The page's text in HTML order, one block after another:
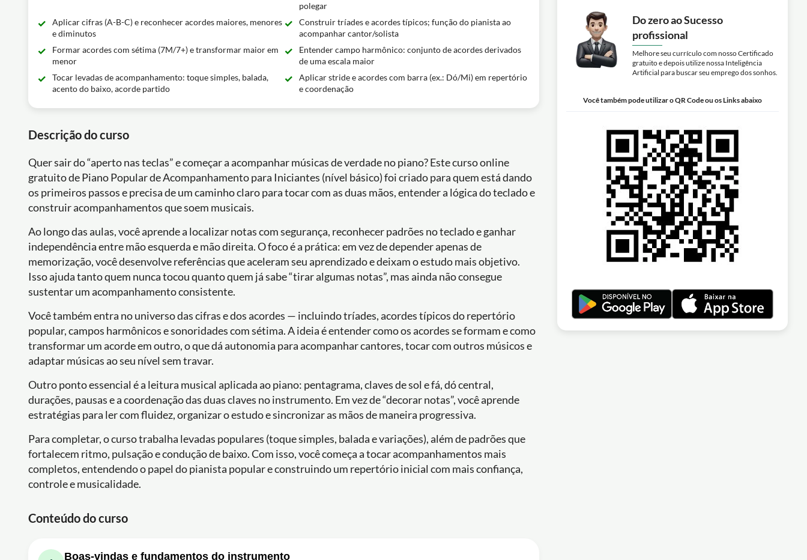
polegar
Aplicar cifras (A-B-C) e reconhecer acordes maiores, menores
e diminutos
Construir tríades e acordes típicos; função do pianista ao
acompanhar cantor/solista
Formar acordes com sétima (7M/7+) e transformar maior em
menor
Entender campo harmônico: conjunto de acordes derivados
de uma escala maior
Tocar levadas de acompanhamento: toque simples, balada,
acento do baixo, acorde partido
Aplicar stride e acordes com barra (ex.: Dó/Mi) em repertório
e coordenação
Descrição do curso
Quer sair do “aperto nas teclas” e começar a acompanhar músicas de verdade no piano? Este curso online
gratuito de Piano Popular de Acompanhamento para Iniciantes (nível básico) foi criado para quem está dando
os primeiros passos e precisa de um caminho claro para tocar com as duas mãos, entender a lógica do teclado e
construir acompanhamentos que soem musicais.
Ao longo das aulas, você aprende a localizar notas com segurança, reconhecer padrões no teclado e ganhar
independência entre mão esquerda e mão direita. O foco é a prática: em vez de depender apenas de
memorização, você desenvolve referências que aceleram seu aprendizado e deixam o estudo mais objetivo.
Isso ajuda tanto quem nunca tocou quanto quem já sabe “tirar algumas notas”, mas ainda não consegue
sustentar um acompanhamento consistente.
Você também entra no universo das cifras e dos acordes — incluindo tríades, acordes típicos do repertório
popular, campos harmônicos e sonoridades com sétima. A ideia é entender como os acordes se formam e como
transformar um acorde em outro, o que dá autonomia para acompanhar cantores, tocar com outros músicos e
adaptar músicas ao seu nível sem travar.
Outro ponto essencial é a leitura musical aplicada ao piano: pentagrama, claves de sol e fá, dó central,
durações, pausas e a coordenação das duas claves no instrumento. Em vez de “decorar notas”, você aprende
estratégias para ler com fluidez, organizar o estudo e sincronizar as mãos de maneira progressiva.
Para completar, o curso trabalha levadas populares (toque simples, balada e variações), além de padrões que
fortalecem ritmo, pulsação e condução de baixo. Com isso, você começa a tocar acompanhamentos mais
completos, entendendo o papel do pianista popular e construindo um repertório inicial com mais confiança,
controle e musicalidade.
Conteúdo do curso
Boas-vindas e fundamentos do instrumento
Do zero ao Sucesso
profissional
Melhore seu currículo com nosso Certificado
gratuito e depois utilize nossa Inteligência
Artificial para buscar seu emprego dos sonhos.
Você também pode utilizar o QR Code ou os Links abaixo